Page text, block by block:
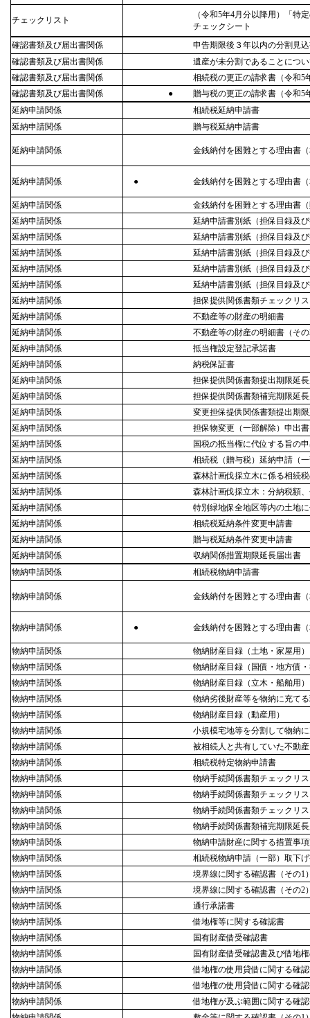
チェックリスト
（令和5年4月分以降用）「特
チェックシート
確認書類及び届出書関係
申告期限後３年以内の分割見
確認書類及び届出書関係
遺産が未分割であることにつ
確認書類及び届出書関係
相続税の更正の請求書（令和5
確認書類及び届出書関係
●
贈与税の更正の請求書（令和5
延納申請関係
相続税延納申請書
延納申請関係
贈与税延納申請書
延納申請関係 金銭納付を困難とする理由書
延納申請関係 ● 金銭納付を困難とする理由書
延納申請関係
金銭納付を困難とする理由書
延納申請関係
延納申請書別紙（担保目録及
延納申請関係
延納申請書別紙（担保目録及
延納申請関係
延納申請書別紙（担保目録及
延納申請関係
延納申請書別紙（担保目録及
延納申請関係
延納申請書別紙（担保目録及
延納申請関係
担保提供関係書類チェックリ
延納申請関係
不動産等の財産の明細書
延納申請関係
不動産等の財産の明細書（そ
延納申請関係
抵当権設定登記承諾書
延納申請関係
納税保証書
延納申請関係
担保提供関係書類提出期限延
延納申請関係
担保提供関係書類補完期限延
延納申請関係
変更担保提供関係書類提出期
延納申請関係
担保物変更（一部解除）申出書
延納申請関係
国税の抵当権に代位する旨の
延納申請関係
相続税（贈与税）延納申請（
延納申請関係
森林計画伐採立木に係る相続
延納申請関係
森林計画伐採立木：分納税額
延納申請関係
特別緑地保全地区等内の土地
延納申請関係
相続税延納条件変更申請書
延納申請関係
贈与税延納条件変更申請書
延納申請関係
収納関係措置期限延長届出書
物納申請関係
相続税物納申請書
物納申請関係 金銭納付を困難とする理由書
物納申請関係 ● 金銭納付を困難とする理由書
物納申請関係
物納財産目録（土地・家屋用）
物納申請関係
物納財産目録（国債・地方債
物納申請関係
物納財産目録（立木・船舶用）
物納申請関係
物納劣後財産等を物納に充て
物納申請関係
物納財産目録（動産用）
物納申請関係
小規模宅地等を分割して物納
物納申請関係
被相続人と共有していた不動
物納申請関係
相続税特定物納申請書
物納申請関係
物納手続関係書類チェックリ
物納申請関係
物納手続関係書類チェックリ
物納申請関係
物納手続関係書類チェックリ
物納申請関係
物納手続関係書類補完期限延
物納申請関係
物納申請財産に関する措置事
物納申請関係
相続税物納申請（一部）取下
物納申請関係
境界線に関する確認書（その1
物納申請関係
境界線に関する確認書（その2
物納申請関係
通行承諾書
物納申請関係
借地権等に関する確認書
物納申請関係
国有財産借受確認書
物納申請関係
国有財産借受確認書及び借地
物納申請関係
借地権の使用貸借に関する確
物納申請関係
借地権の使用貸借に関する確
物納申請関係
借地権が及ぶ範囲に関する確